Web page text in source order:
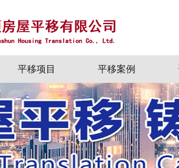
平移项目 平移案例